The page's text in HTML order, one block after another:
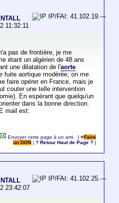
11:32:11
IP/FAI: 41.102.19.---
pas de frontière, je me
étant un algérien de 48 ans
une dilatation de l'aorte
fuite aortique modérée; on me
faire opérer en France, mais je
couter une telle intervention
En espérant que quelqu'un
dans la bonne direction.
mail est:
Envoyer cette page à un ami |
Faire
un DON
|? Retour Haut de Page ?
23:42:07
IP/FAI: 41.102.25.---